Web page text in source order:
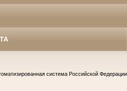
система Российской